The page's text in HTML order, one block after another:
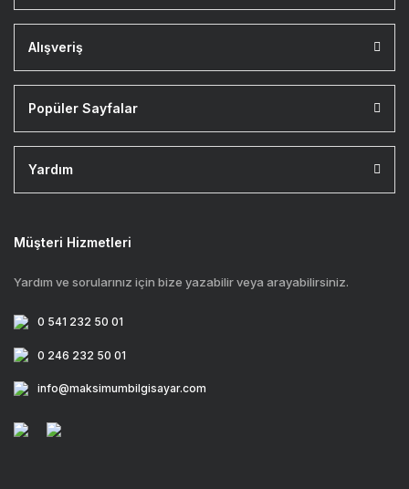
Alışveriş
Popüler Sayfalar
Yardım
Müşteri Hizmetleri
Yardım ve sorularınız için bize yazabilir veya arayabilirsiniz.
0 541 232 50 01
0 246 232 50 01
info@maksimumbilgisayar.com